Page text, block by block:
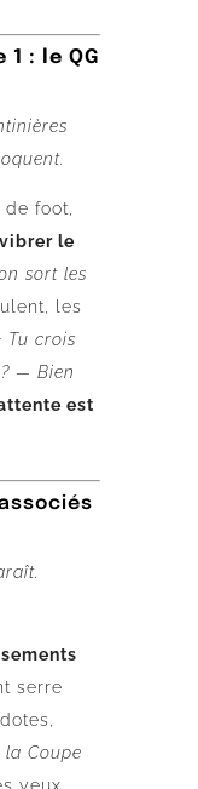
1 : le QG
foot,
le
sort les
les
Tu crois
— Bien
est
serre
la Coupe